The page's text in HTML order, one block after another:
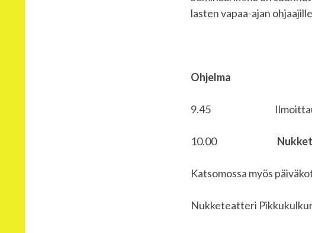
lasten vapaa-ajan
Ohjelma
9.45
10.00
Katsomossa myös
Nukketeatteri